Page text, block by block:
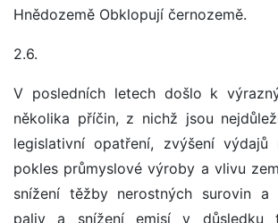
Hnědozemě Obklopují černozemě.
2.6.
V posledních letech došlo k
několika příčin, z nichž jsou
legislativní opatření, zvýšení výdajů
pokles průmyslové výroby a vlivu
snížení těžby nerostných surovin a
paliv a snížení emisí v důsledku